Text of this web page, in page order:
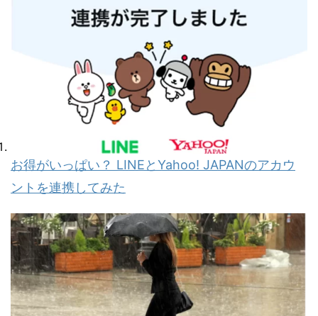
お得がいっぱい？ LINEとYahoo! JAPANのアカウ
ントを連携してみた